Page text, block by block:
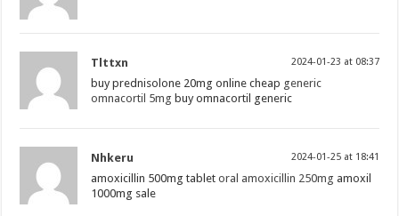
Tlttxn 2024-01-23 at 08:37
buy prednisolone 20mg online cheap generic
omnacortil 5mg buy omnacortil generic
Nhkeru 2024-01-25 at 18:41
amoxicillin 500mg tabletoral amoxicillin 250mg amoxil
1000mg sale